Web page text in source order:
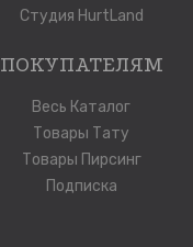
Студия HurtLand
ПОКУПАТЕЛЯМ
Весь Каталог
Товары Тату
Товары Пирсинг
Подписка